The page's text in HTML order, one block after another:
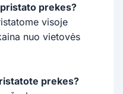
prekes?
visoje
nuo vietovės
prekes?